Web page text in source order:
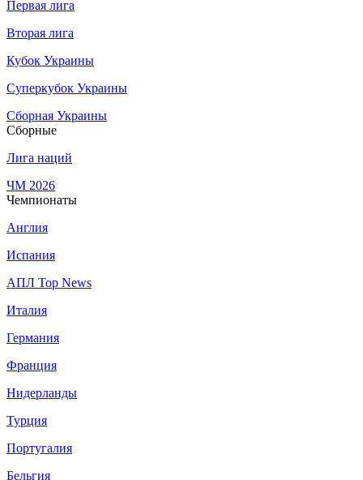
Первая лига
Вторая лига
Кубок Украины
Суперкубок Украины
Сборная Украины
Сборные
Лига наций
ЧМ 2026
Чемпионаты
Англия
Испания
АПЛ Top News
Италия
Германия
Франция
Нидерланды
Турция
Португалия
Бельгия